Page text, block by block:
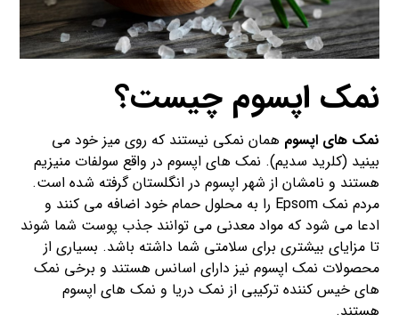
نمک اپسوم چیست؟
نمک های اپسوم همان نمکی نیستند که روی میز خود می
بینید (کلرید سدیم). نمک های اپسوم در واقع سولفات منیزیم
هستند و نامشان از شهر اپسوم در انگلستان گرفته شده است.
مردم نمک Epsom را به محلول حمام خود اضافه می کنند و
ادعا می شود که مواد معدنی می توانند جذب پوست شما شوند
تا مزایای بیشتری برای سلامتی شما داشته باشد. بسیاری از
محصولات نمک اپسوم نیز دارای اسانس هستند و برخی نمک
های خیس کننده ترکیبی از نمک دریا و نمک های اپسوم
هستند.